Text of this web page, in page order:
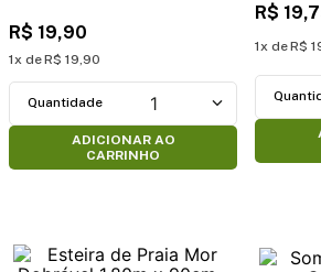
R$ 19,90
1 R$ 19,90
1
ADICIONAR AO
CARRINHO
R$ 19,
1 R$